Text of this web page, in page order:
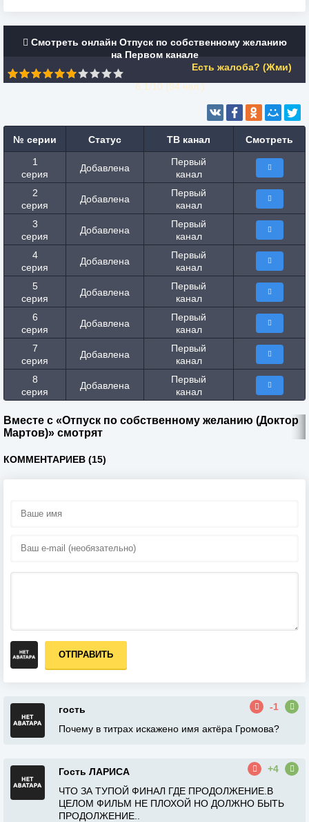
Смотреть онлайн Отпуск по собственному желанию
на Первом канале
Есть жалоба? (Жми)
6.1/10 (94чел.)
№ серии Статус ТВ канал
Смотреть
1
серия
Добавлена
Первый
канал
2
серия
Добавлена
Первый
канал
3
серия
Добавлена
Первый
канал
4
серия
Добавлена
Первый
канал
5
серия
Добавлена
Первый
канал
6
серия
Добавлена
Первый
канал
7
серия
Добавлена
Первый
канал
8
серия
Добавлена
Первый
канал
Вместе с «Отпуск по собственному желанию (Доктор
Мартов)» смотрят
КОММЕНТАРИЕВ (15)
ОТПРАВИТЬ
гость
-1
Почему в титрах искажено имя актёра Громова?
Гость ЛАРИСА
+4
ЧТО ЗА ТУПОЙ ФИНАЛ ГДЕ ПРОДОЛЖЕНИЕ.В
ЦЕЛОМ ФИЛЬМ НЕ ПЛОХОЙ НО ДОЛЖНО БЫТЬ
ПРОДОЛЖЕНИЕ..